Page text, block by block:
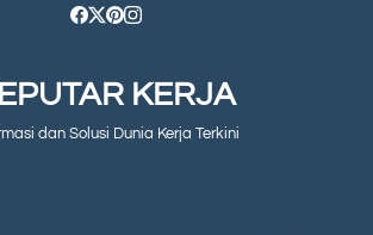
KERJA
dan Solusi Dunia Kerja Terkini